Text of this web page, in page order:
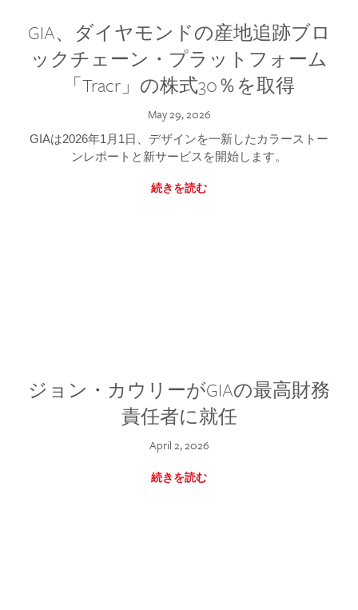
GIA、ダイヤモンドの産地追跡ブロ
ックチェーン・プラットフォーム
「Tracr」の株式30％を取得
May 29, 2026
GIAは2026年1月1日、デザインを一新したカラーストー
ンレポートと新サービスを開始します。
続きを読む
ジョン・カウリーがGIAの最高財務
責任者に就任
April 2, 2026
続きを読む